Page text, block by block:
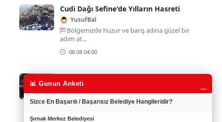
Cudi Dağı Sefine'de Yılların Hasreti
YusufBal
Bölgemizde huzur ve barış adına güzel bir
adım at...
08.08 04:00
Berfin_Y
Sosyal medya kullanımlarına çok dikkat etmek
gerekiy...
📊 Gunun Anketi
Sizce En Başarılı / Başarısız Belediye Hangileridir?
Şırnak Merkez Belediyesi